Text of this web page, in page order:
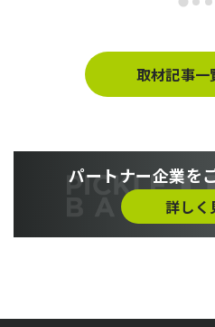
取材記事一
パートナー企業を
詳しく